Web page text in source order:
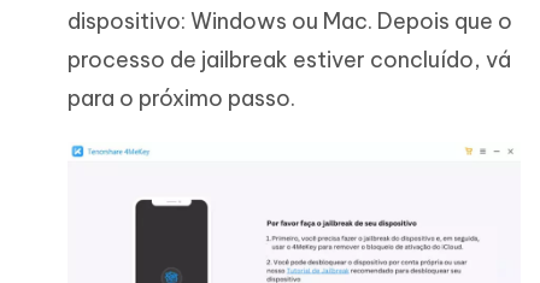
dispositivo: Windows ou Mac. Depois que o
processo de jailbreak estiver concluído, vá
para o próximo passo.